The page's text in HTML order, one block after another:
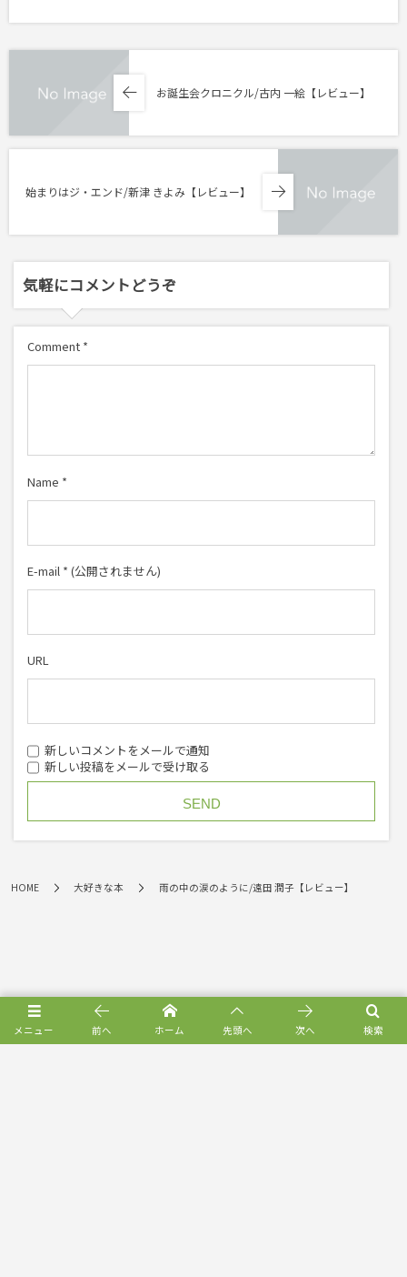
お誕生会クロニクル/古内 一絵【レビュー】
始まりはジ・エンド/新津 きよみ【レビュー】
気軽にコメントどうぞ
Comment *
Name *
E-mail * (公開されません)
URL
新しいコメントをメールで通知
新しい投稿をメールで受け取る
HOME 大好きな本 雨の中の涙のように/遠田 潤子【レビュー】
メニュー 検索
前へ ホーム 先頭へ 次へ